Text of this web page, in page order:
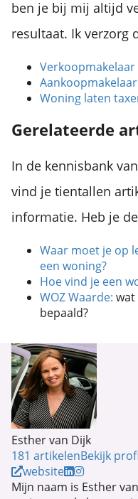
ben je bij mij altijd
resultaat. Ik verzorg
Verkoopmakelaar
Aankoopmakelaar
Woning laten
Gerelateerde
In de kennisbank
vind je tientallen
informatie. Heb je
Waar moet je op
een woning?
Hoe vind je een
WOZ Waarde:
bepaald?
Esther van Dijk
181 artikelenBekijk
website
Mijn naam is Esther